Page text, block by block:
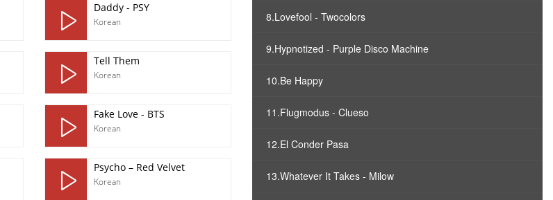
Daddy - PSY
Korean
Tell Them
Korean
Fake Love - BTS
Korean
Psycho – Red Velvet
Korean
8.Lovefool - Twocolors
9.Hypnotized - Purple Disco Machine
10.Be Happy
11.Flugmodus - Clueso
12.El Conder Pasa
13.Whatever It Takes - Milow